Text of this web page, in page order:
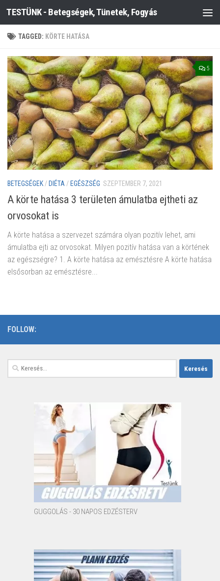
Skip to content
TESTÜNK - Betegségek, Tünetek, Fogyás
TAGGED: KÖRTE HATÁSA
5
BETEGSÉGEK / DIÉTA / EGÉSZSÉG SZEPTEMBER 7, 2021
A körte hatása 3 területen ámulatba ejtheti az
orvosokat is
A körte hatása a szervezet számára olyan pozitív lehet, ami
ámulatba ejti az orvosokat. Milyen pozitív hatása van a körtének
az egészségre? 1. A körte hatása az emésztésre A körte hatása
elsősorban az emésztésre...
FOLLOW:
Keresés:
GUGGOLÁS - 30 NAPOS EDZÉSTERV